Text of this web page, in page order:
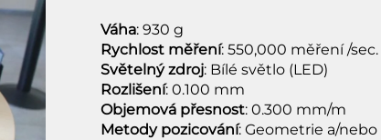
Váha: 930 g
Rychlost měření: 550,000 měření /sec.
Světelný zdroj: Bílé světlo (LED)
Rozlišení: 0.100 mm
Objemová přesnost: 0.300 mm/m
Metody pozicování: Geometrie a/